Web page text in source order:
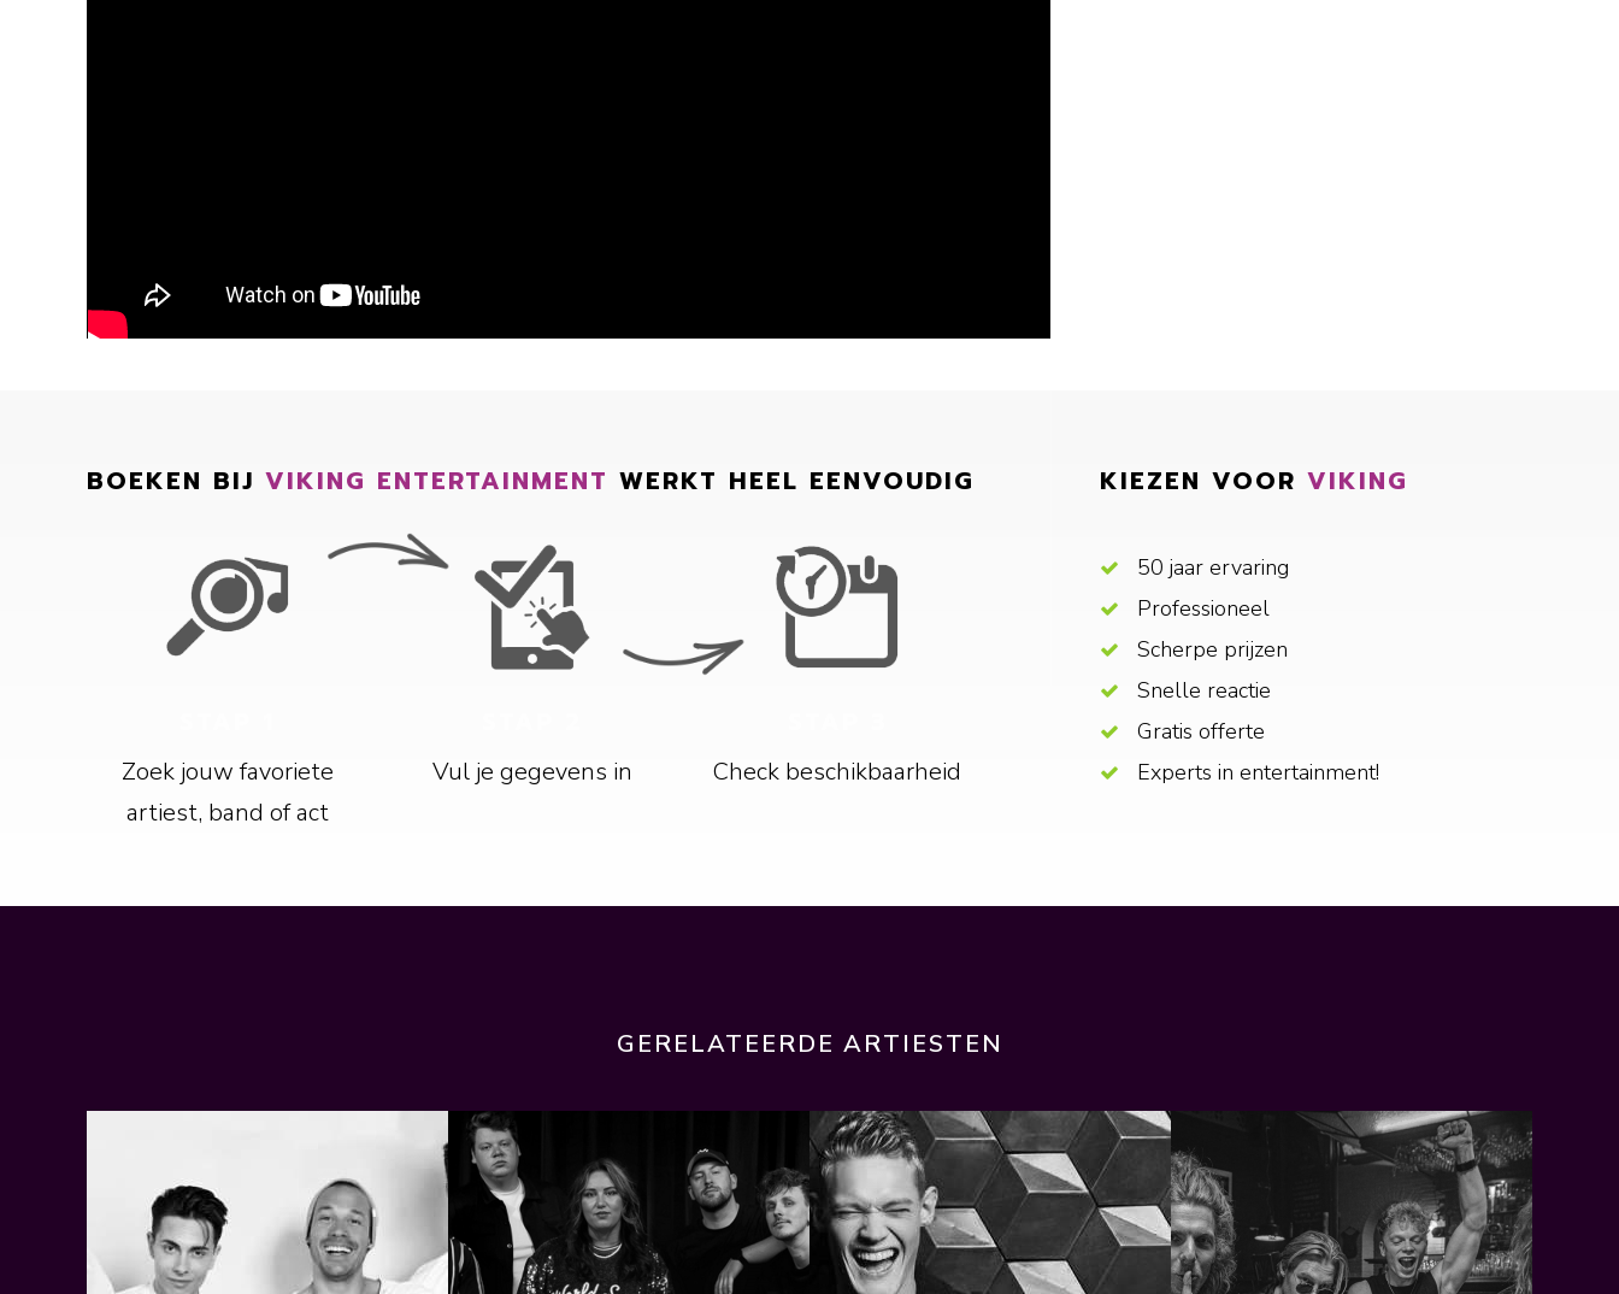
BOEKEN BIJ VIKING ENTERTAINMENT WERKT HEEL EENVOUDIG
Zoek jouw favoriete
artiest, band of act
Vul je gegevens in Check beschikbaarheid
KIEZEN VOOR VIKING
50 jaar ervaring
Professioneel
Scherpe prijzen
Snelle reactie
Gratis offerte
Experts in entertainment!
GERELATEERDE ARTIESTEN